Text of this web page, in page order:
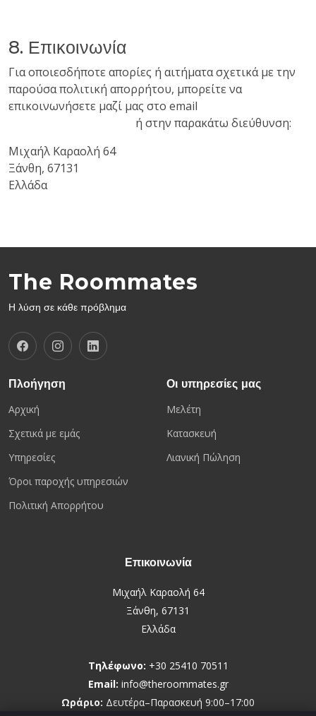
8. Επικοινωνία
Για οποιεσδήποτε απορίες ή αιτήματα σχετικά με την
παρούσα πολιτική απορρήτου, μπορείτε να
επικοινωνήσετε μαζί μας στο email
ή στην παρακάτω διεύθυνση:
Μιχαήλ Καραολή 64
Ξάνθη, 67131
Ελλάδα
The Roommates
Η λύση σε κάθε πρόβλημα
Πλοήγηση
Αρχική
Σχετικά με εμάς
Υπηρεσίες
Όροι παροχής υπηρεσιών
Πολιτική Απορρήτου
Οι υπηρεσίες μας
Μελέτη
Κατασκευή
Λιανική Πώληση
Επικοινωνία
Μιχαήλ Καραολή 64
Ξάνθη, 67131
Ελλάδα
Τηλέφωνο: +30 25410 70511
Email: info@theroommates.gr
Ωράριο: Δευτέρα–Παρασκευή 9:00–17:00